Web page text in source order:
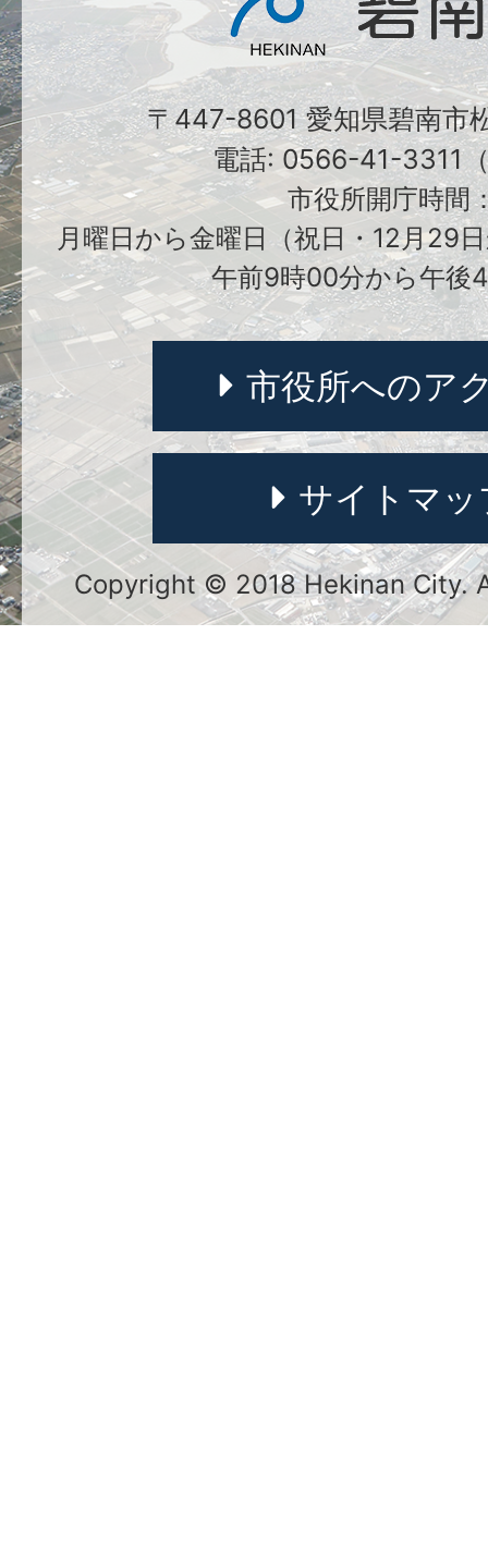
〒447-8601 愛知県碧南市
電話: 0566-41-3311
市役所開庁時間
月曜日から金曜日（祝日・12月29
午前9時00分から午後
市役所へのア
サイトマッ
Copyright © 2018 Hekinan City.